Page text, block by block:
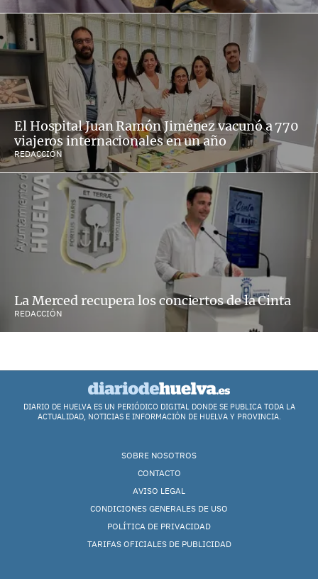
El Hospital Juan Ramón Jiménez vacunó a 770
viajeros internacionales en un año
REDACCIÓN
La Merced recupera los conciertos de la Cinta
REDACCIÓN
DIARIO DE HUELVA ES UN PERIÓDICO DIGITAL DONDE SE PUBLICA TODA LA
ACTUALIDAD, NOTICIAS E INFORMACIÓN DE HUELVA Y PROVINCIA.
SOBRE NOSOTROS
CONTACTO
AVISO LEGAL
CONDICIONES GENERALES DE USO
POLÍTICA DE PRIVACIDAD
TARIFAS OFICIALES DE PUBLICIDAD